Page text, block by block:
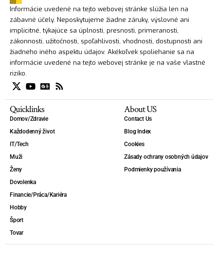
Informácie uvedené na tejto webovej stránke slúžia len na
zábavné účely. Neposkytujeme žiadne záruky, výslovné ani
implicitné, týkajúce sa úplnosti, presnosti, primeranosti,
zákonnosti, užitočnosti, spoľahlivosti, vhodnosti, dostupnosti ani
žiadneho iného aspektu údajov. Akékoľvek spoliehanie sa na
informácie uvedené na tejto webovej stránke je na vaše vlastné
riziko.
Quicklinks
Domov/Zdravie
Každodenný život
IT/Tech
Muži
Ženy
Dovolenka
Financie/Práca/Kariéra
Hobby
Šport
Tovar
About US
Contact Us
Blog Index
Cookies
Zásady ochrany osobných údajov
Podmienky používania